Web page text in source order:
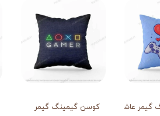
کوسن گیمینگ گیمر عاشق